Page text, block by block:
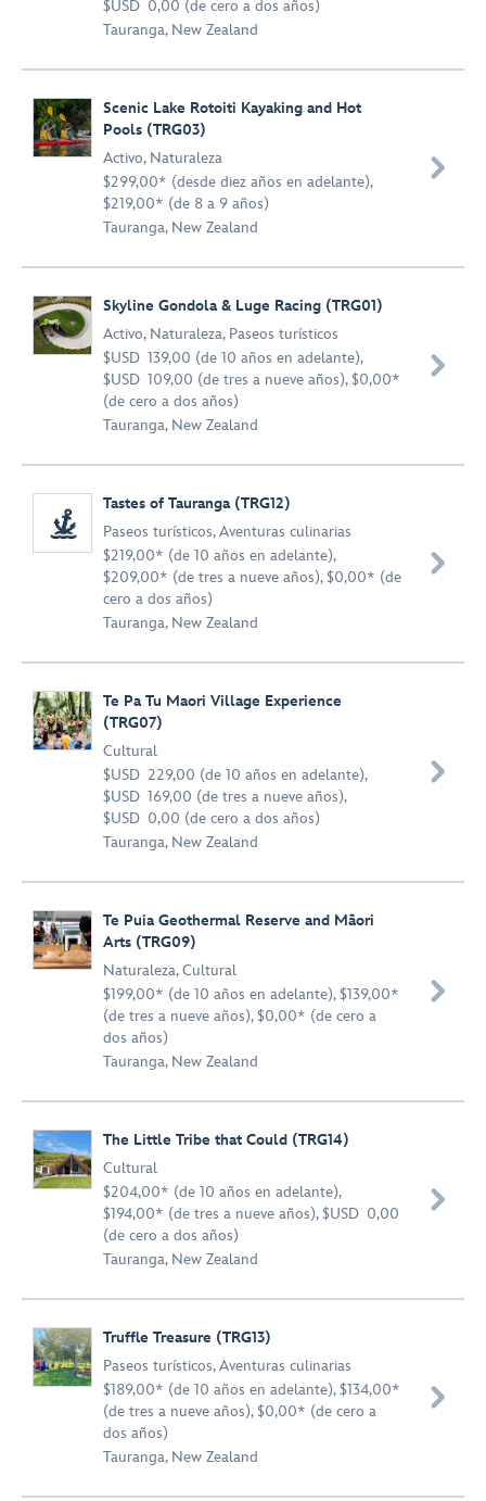
$USD 0,00 (de cero a dos años)
Tauranga, New Zealand
Scenic Lake Rotoiti Kayaking and Hot
Pools (TRG03)
Activo, Naturaleza
$299,00* (desde diez años en adelante),
$219,00* (de 8 a 9 años)
Tauranga, New Zealand

Skyline Gondola & Luge Racing (TRG01)
Activo, Naturaleza, Paseos turísticos
$USD 139,00 (de 10 años en adelante),
$USD 109,00 (de tres a nueve años), $0,00*
(de cero a dos años)
Tauranga, New Zealand

Tastes of Tauranga (TRG12)
Paseos turísticos,Aventuras culinarias
$219,00* (de 10 años en adelante),
$209,00* (de tres a nueve años), $0,00* (de
cero a dos años)
Tauranga, New Zealand

Te Pa Tu Maori Village Experience
(TRG07)
Cultural
$USD 229,00 (de 10 años en adelante),
$USD 169,00 (de tres a nueve años),
$USD 0,00 (de cero a dos años)
Tauranga, New Zealand

Te Puia Geothermal Reserve and Māori
Arts (TRG09)
Naturaleza,Cultural
$199,00* (de 10 años en adelante), $139,00*
(de tres a nueve años), $0,00* (de cero a
dos años)
Tauranga, New Zealand

The Little Tribe that Could (TRG14)
Cultural
$204,00* (de 10 años en adelante),
$194,00* (de tres a nueve años), $USD 0,00
(de cero a dos años)
Tauranga, New Zealand

Truffle Treasure (TRG13)
Paseos turísticos,Aventuras culinarias
$189,00* (de 10 años en adelante), $134,00*
(de tres a nueve años), $0,00* (de cero a
dos años)
Tauranga, New Zealand
